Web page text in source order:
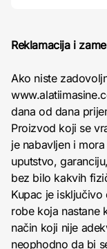
Reklamacija i
Ako niste
dana od dana
Proizvod koji se
je nabavljen i
uputstvo,
bez bilo kakvih
Kupac je
robe koja nastane
način koji nije
neophodno da bi